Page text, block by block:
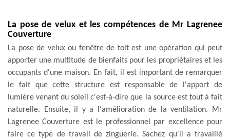
La pose de velux et les compétences de Mr Lagrenee
Couverture
La pose de velux ou fenêtre de toit est une opération qui peut
apporter une multitude de bienfaits pour les propriétaires et les
occupants d'une maison. En fait, il est important de remarquer
le fait que cette structure est responsable de l'apport de
lumière venant du soleil c'est-à-dire que la source est tout à fait
naturelle. Ensuite, il y a l'amélioration de la ventilation. Mr
Lagrenee Couverture est le professionnel par excellence pour
faire ce type de travail de zinguerie. Sachez qu'il a travaillé